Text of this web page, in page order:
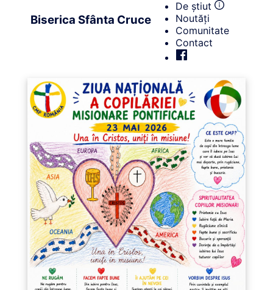
Biserica Sfânta Cruce
De știut
Noutăți
Comunitate
Contact